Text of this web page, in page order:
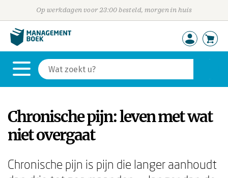
Op werkdagen voor 23:00 besteld, morgen in huis
Chronische pijn: leven met wat
niet overgaat
Chronische pijn is pijn die langer aanhoudt